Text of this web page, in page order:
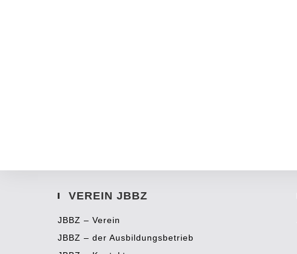
VEREIN JBBZ
JBBZ – Verein
JBBZ – der Ausbildungsbetrieb